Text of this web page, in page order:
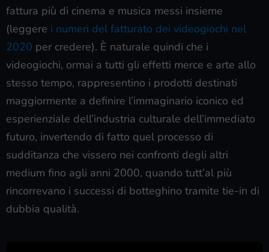
fattura più di cinema e musica messi insieme
(leggere i numeri del fatturato dei videogiochi nel
2020 per credere). È naturale quindi che i
videogiochi, ormai a tutti gli effetti merce e arte allo
stesso tempo, rappresentino i prodotti destinati
maggiormente a definire l’immaginario iconico ed
esperienziale dell’industria culturale dell’immediato
futuro, invertendo di fatto quel processo di
sudditanza che vissero nei confronti degli altri
medium fino agli anni 2000, quando tutt’al più
rincorrevano i successi di botteghino tramite tie-in di
dubbia qualità.